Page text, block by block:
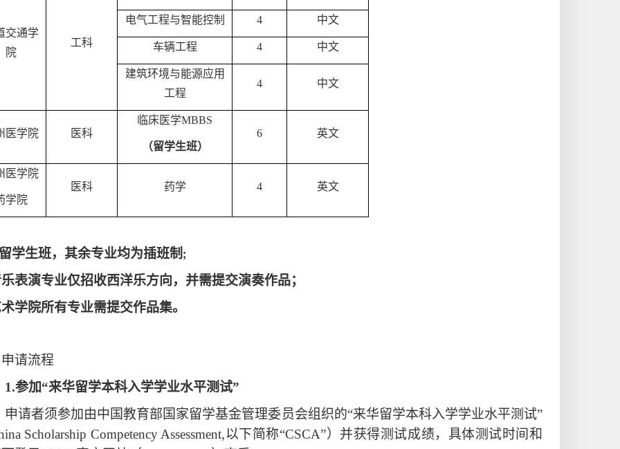
交通学
院
工科
电气工程与智能控制 4 中文
车辆工程 4 中文
建筑环境与能源应用
工程
4 中文
医学院 医科
临床医学MBBS
（留学生班）
6 英文
医学院
学院
医科 药学 4 英文
学生班，其余专业均为插班制 ;
表演专业仅招收西洋乐方向，并需提交演奏作品；
学院所有专业需提交作品集。
请流程
1.参加“来华留学本科入学学业水平测试”
申请者须参加由中国教育部国家留学基金管理委员会组织的“来华留学本科入学学业水平测试”
Scholarship Competency Assessment,以下简称“CSCA”）并获得测试成绩，具体测试时间和